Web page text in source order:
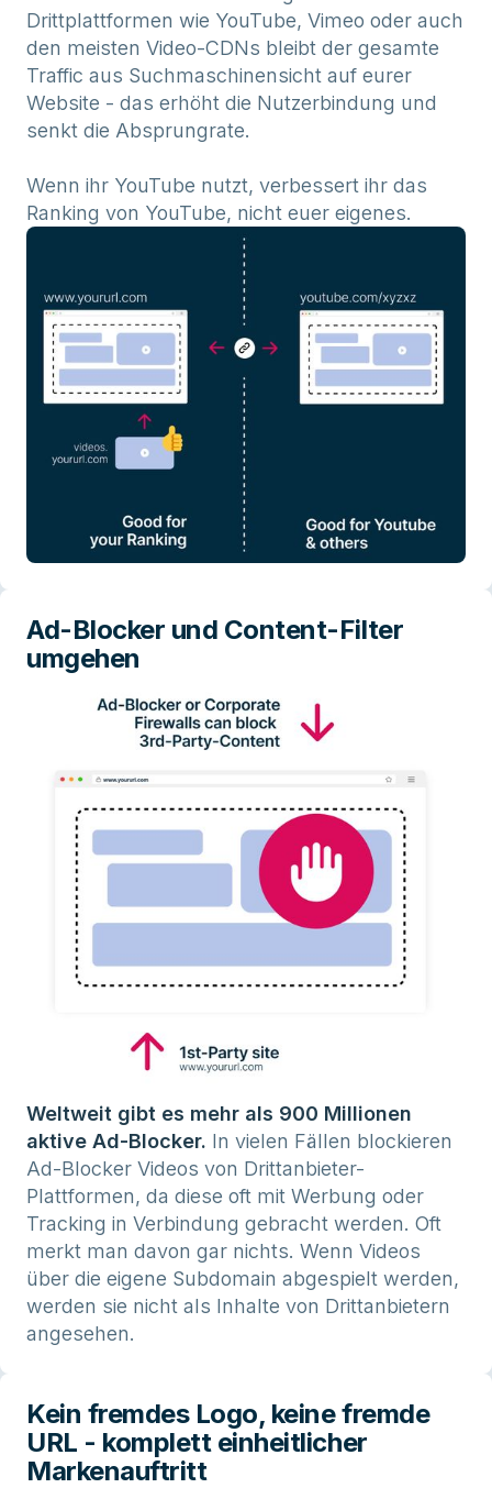
Drittplattformen wie YouTube, Vimeo oder auch
den meisten Video-CDNs bleibt der gesamte
Traffic aus Suchmaschinensicht auf eurer
Website - das erhöht die Nutzerbindung und
senkt die Absprungrate.
Wenn ihr YouTube nutzt, verbessert ihr das
Ranking von YouTube, nicht euer eigenes.
Ad-Blocker und Content-Filter
umgehen
Weltweit gibt es mehr als 900 Millionen
aktive Ad-Blocker. In vielen Fällen blockieren
Ad-Blocker Videos von Drittanbieter-
Plattformen, da diese oft mit Werbung oder
Tracking in Verbindung gebracht werden. Oft
merkt man davon gar nichts. Wenn Videos
über die eigene Subdomain abgespielt werden,
werden sie nicht als Inhalte von Drittanbietern
angesehen.
Kein fremdes Logo, keine fremde
URL - komplett einheitlicher
Markenauftritt